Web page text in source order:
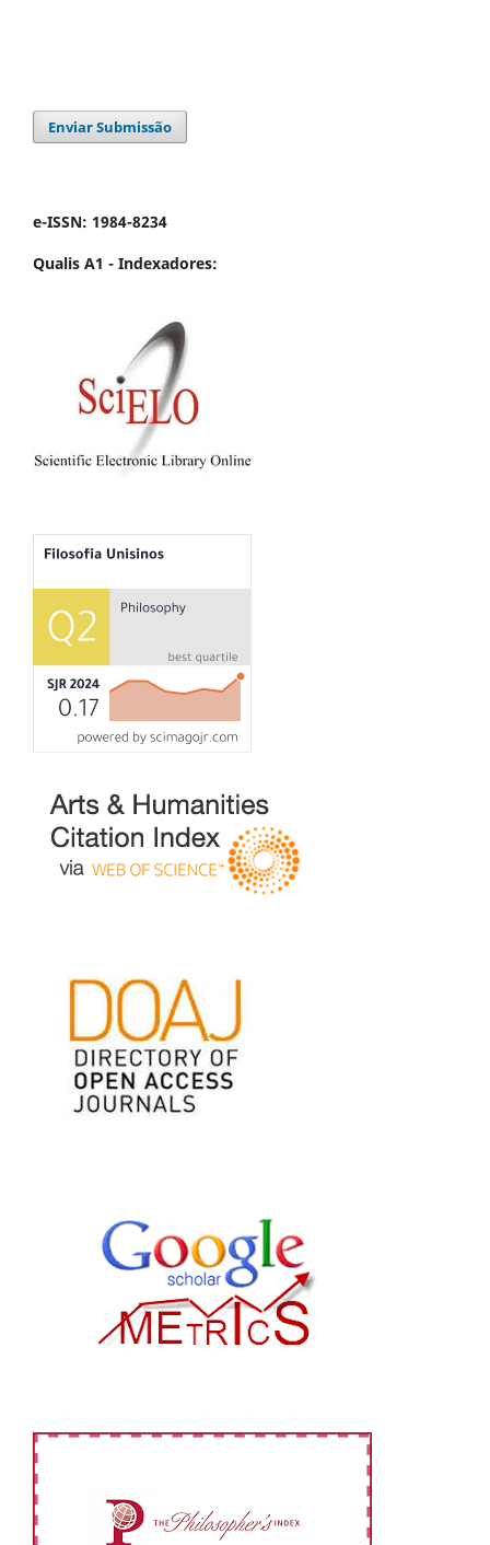
Enviar Submissão
e-ISSN: 1984-8234
Qualis A1 - Indexadores: